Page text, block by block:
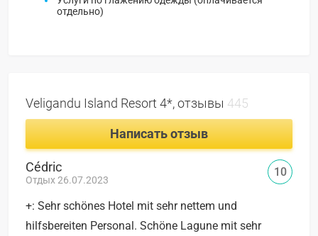
отдельно)
Veligandu Island Resort 4*, отзывы 445
Написать отзыв
Cédric
Отдых 26.07.2023
+: Sehr schönes Hotel mit sehr nettem und
hilfsbereiten Personal. Schöne Lagune mit sehr
10